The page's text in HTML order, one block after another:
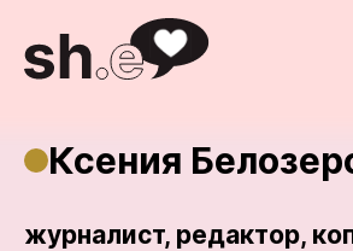
Ксения
журналист, редактор,